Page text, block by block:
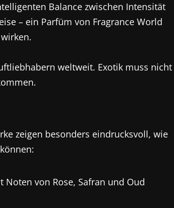
Balance zwischen Intensität
– ein Parfüm von Fragrance World
weltweit. Exotik muss nicht
zeigen besonders eindrucksvoll, wie
von Rose, Safran und Oud